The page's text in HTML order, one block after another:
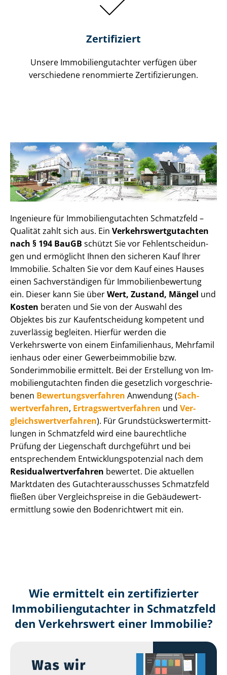
Zertifiziert
Unsere Immobilien­gutachter verfügen über
verschiedene renommierte Zer­ti­fi­zie­run­gen.
Ingenieure für Im­mo­bi­li­en­gut­ach­ten Schmatzfeld –
Qualität zahlt sich aus. Ein Ver­kehrs­wert­gut­ach­ten
nach § 194 BauGB schützt Sie vor Fehl­ent­schei­dun­
gen und ermöglicht Ihnen den sicheren Kauf Ihrer
Immobilie. Schalten Sie vor dem Kauf eines Hauses
einen Sach­ver­stän­di­gen für Im­mo­bi­li­en­be­wer­tung
ein. Dieser kann Sie überWert, Zustand, Mängel und
Kosten beraten und Sie von der Auswahl des
Objektes bis zur Kauf­ent­schei­dung kompetent und
zuverlässig begleiten. Hierfür werden die
Verkehrswerte von einem Einfamilienhaus, Mehr­fa­mi­l
i­en­haus oder einer Ge­wer­be­im­mo­bi­lie bzw.
Sonderimmobilie ermittelt. Bei der Erstellung von Im­
mo­bi­li­en­gut­ach­ten finden die gesetzlich vor­ge­schrie­
be­nen Be­wer­tungs­ver­fah­ren Anwendung (Sach­
wert­ver­fah­ren, Er­trags­wert­ver­fah­ren und Ver­
gleichs­wert­ver­fah­ren). Für Grund­stücks­wert­ermitt­
lun­gen in Schmatzfeld wird eine baurechtliche
Prüfung der Liegenschaft durchgeführt und bei
entsprechendem Ent­wick­lungs­po­ten­zi­al nach dem
Re­si­du­al­wert­ver­fah­ren bewertet. Die aktuellen
Marktdaten des Gut­ach­ter­aus­schus­ses Schmatzfeld
fließen über Ver­gleichs­prei­se in die Ge­bäu­de­wert­
ermitt­lung sowie den Bodenrichtwert mit ein.
Wie ermittelt ein zertifizierter
Immobilien­gutachter in Schmatzfeld
den Verkehrswert einer Immobilie?